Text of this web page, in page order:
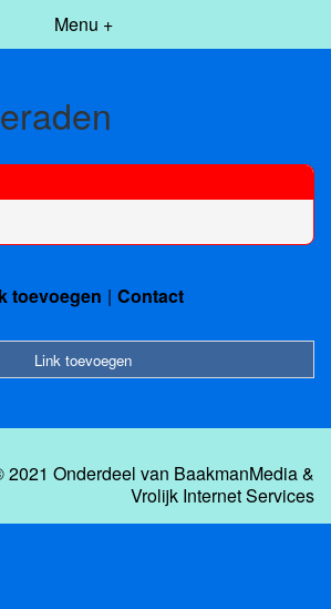
Menu +
toevoegen Contact
Link toevoegen
2021 Onderdeel van BaakmanMedia&
Vrolijk Internet Services